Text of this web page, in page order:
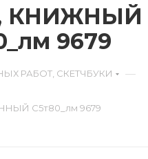
9679
РАБОТ, СКЕТЧБУКИ —
С5т80_лм 9679